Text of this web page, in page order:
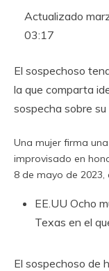
Actualizado
03:17
El sospechoso
la que comparta
sospecha sobre
Una mujer firma
improvisado en
8 de mayo de 2023,
EE.UU Ocho
Texas en el
El sospechoso de